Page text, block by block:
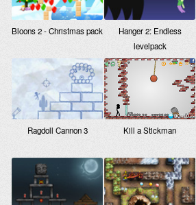
Bloons 2 - Christmas pack
Hanger 2: Endless
levelpack
Ragdoll Cannon 3 Kill a Stickman